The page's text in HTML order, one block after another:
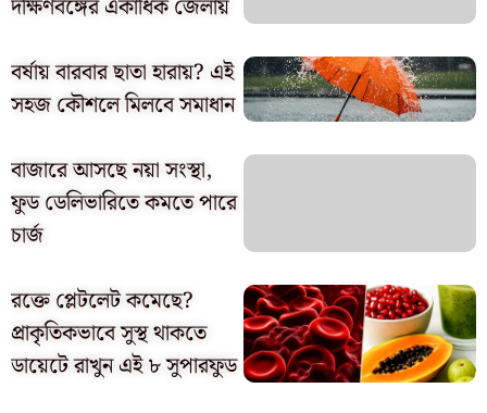
দক্ষিণবঙ্গের একাধিক জেলায়
বর্ষায় বারবার ছাতা হারায়? এই
সহজ কৌশলে মিলবে সমাধান
বাজারে আসছে নয়া সংস্থা,
ফুড ডেলিভারিতে কমতে পারে
চার্জ
রক্তে প্লেটলেট কমেছে?
প্রাকৃতিকভাবে সুস্থ থাকতে
ডায়েটে রাখুন এই ৮ সুপারফুড